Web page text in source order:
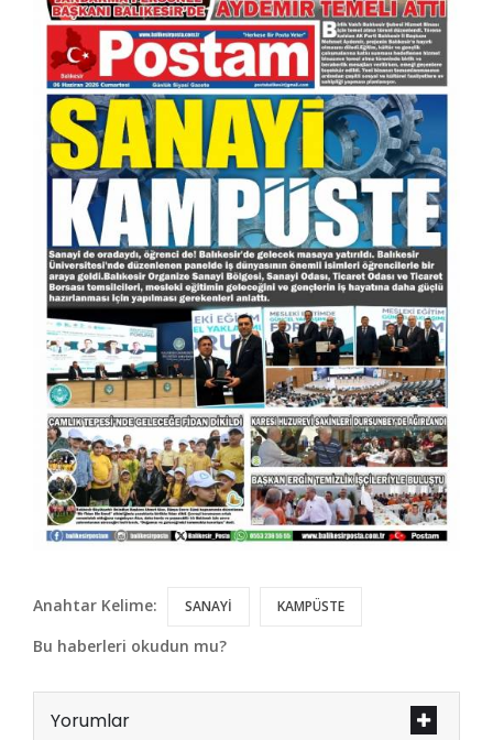
Anahtar Kelime: SANAYİ KAMPÜSTE
Bu haberleri okudun mu?
Yorumlar